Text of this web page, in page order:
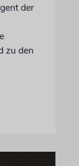
der
zu den